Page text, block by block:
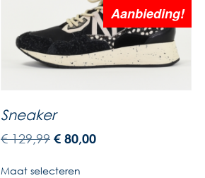
Aanbieding!
Sneaker
€129,99 € 80,00
Maat selecteren